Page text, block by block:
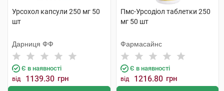
Урсохол капсули 250 мг 50
шт
Дарниця ФФ
Є в наявності
від 1139.30 грн
Пмс-Урсодіол таблетки 250
мг 50 шт
Фармасайнс
Є в наявності
від 1216.80 грн